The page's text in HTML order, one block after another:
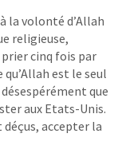
la volonté d’Allah
religieuse,
prier cinq fois par
est le seul
que
aux Etats-Unis.
accepter la